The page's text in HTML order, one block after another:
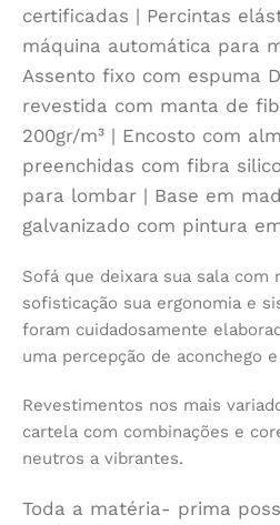
certificadas | Percintas
máquina automática para
Assento fixo com espuma
revestida com manta de
200gr/m³ | Encosto com
preenchidas com fibra
para lombar | Base em
galvanizado com pintura
Sofá que deixara sua sala com
sofisticação sua ergonomia e
foram cuidadosamente
uma percepção de aconchego
Revestimentos nos mais
cartela com combinações e
neutros a vibrantes.
Toda a matéria- prima